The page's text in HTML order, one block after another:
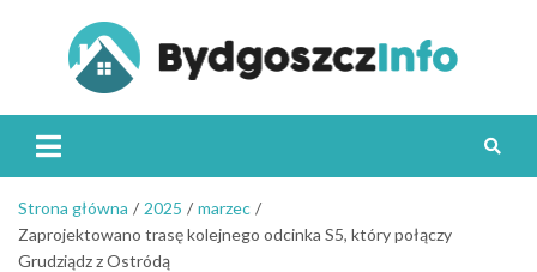
Strona główna 2025
marzec
Zaprojektowano trasę kolejnego odcinka S5, który połączy
Grudziądz z Ostródą